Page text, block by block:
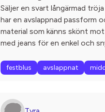
Säljer en svart långärmad
har en avslappnad passform
material som känns skönt
med jeans för en enkel och
festblus avslappnat